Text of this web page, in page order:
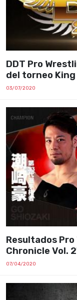
DDT Pro
del torneo
03/07/2020
Resultados Pro
Chronicle Vol.
07/04/2020